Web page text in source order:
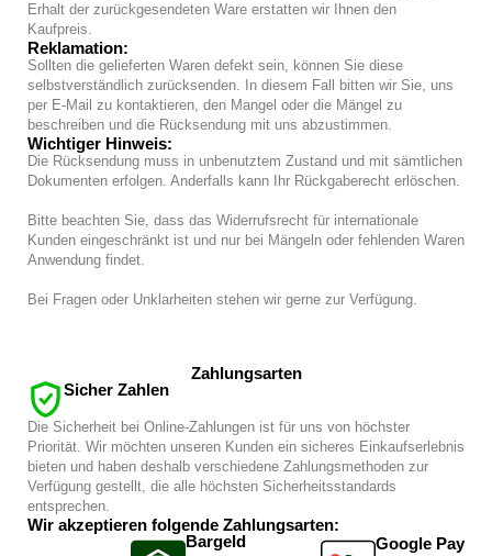
Erhalt der zurückgesendeten Ware erstatten wir Ihnen den
Kaufpreis.
Reklamation:
Sollten die gelieferten Waren defekt sein, können Sie diese
selbstverständlich zurücksenden. In diesem Fall bitten wir Sie, uns
per E-Mail zu kontaktieren, den Mangel oder die Mängel zu
beschreiben und die Rücksendung mit uns abzustimmen.
Wichtiger Hinweis:
Die Rücksendung muss in unbenutztem Zustand und mit sämtlichen
Dokumenten erfolgen. Anderfalls kann Ihr Rückgaberecht erlöschen.
Bitte beachten Sie, dass das Widerrufsrecht für internationale
Kunden eingeschränkt ist und nur bei Mängeln oder fehlenden Waren
Anwendung findet.
Bei Fragen oder Unklarheiten stehen wir gerne zur Verfügung.
Zahlungsarten
Sicher Zahlen
Die Sicherheit bei Online-Zahlungen ist für uns von höchster
Priorität. Wir möchten unseren Kunden ein sicheres Einkaufserlebnis
bieten und haben deshalb verschiedene Zahlungsmethoden zur
Verfügung gestellt, die alle höchsten Sicherheitsstandards
entsprechen.
Wir akzeptieren folgende Zahlungsarten:
Bargeld
Google Pay